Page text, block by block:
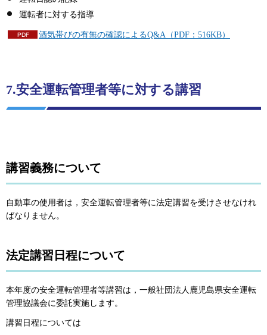
運転者に対する指導
酒気帯びの有無の確認によるQ&A（PDF：516KB）
7.安全運転管理者等に対する講習
講習義務について
自動車の使用者は，安全運転管理者等に法定講習を受けさせなけれ
ばなりません。
法定講習日程について
本年度の安全運転管理者等講習は，一般社団法人鹿児島県安全運転
管理協議会に委託実施します。
講習日程については